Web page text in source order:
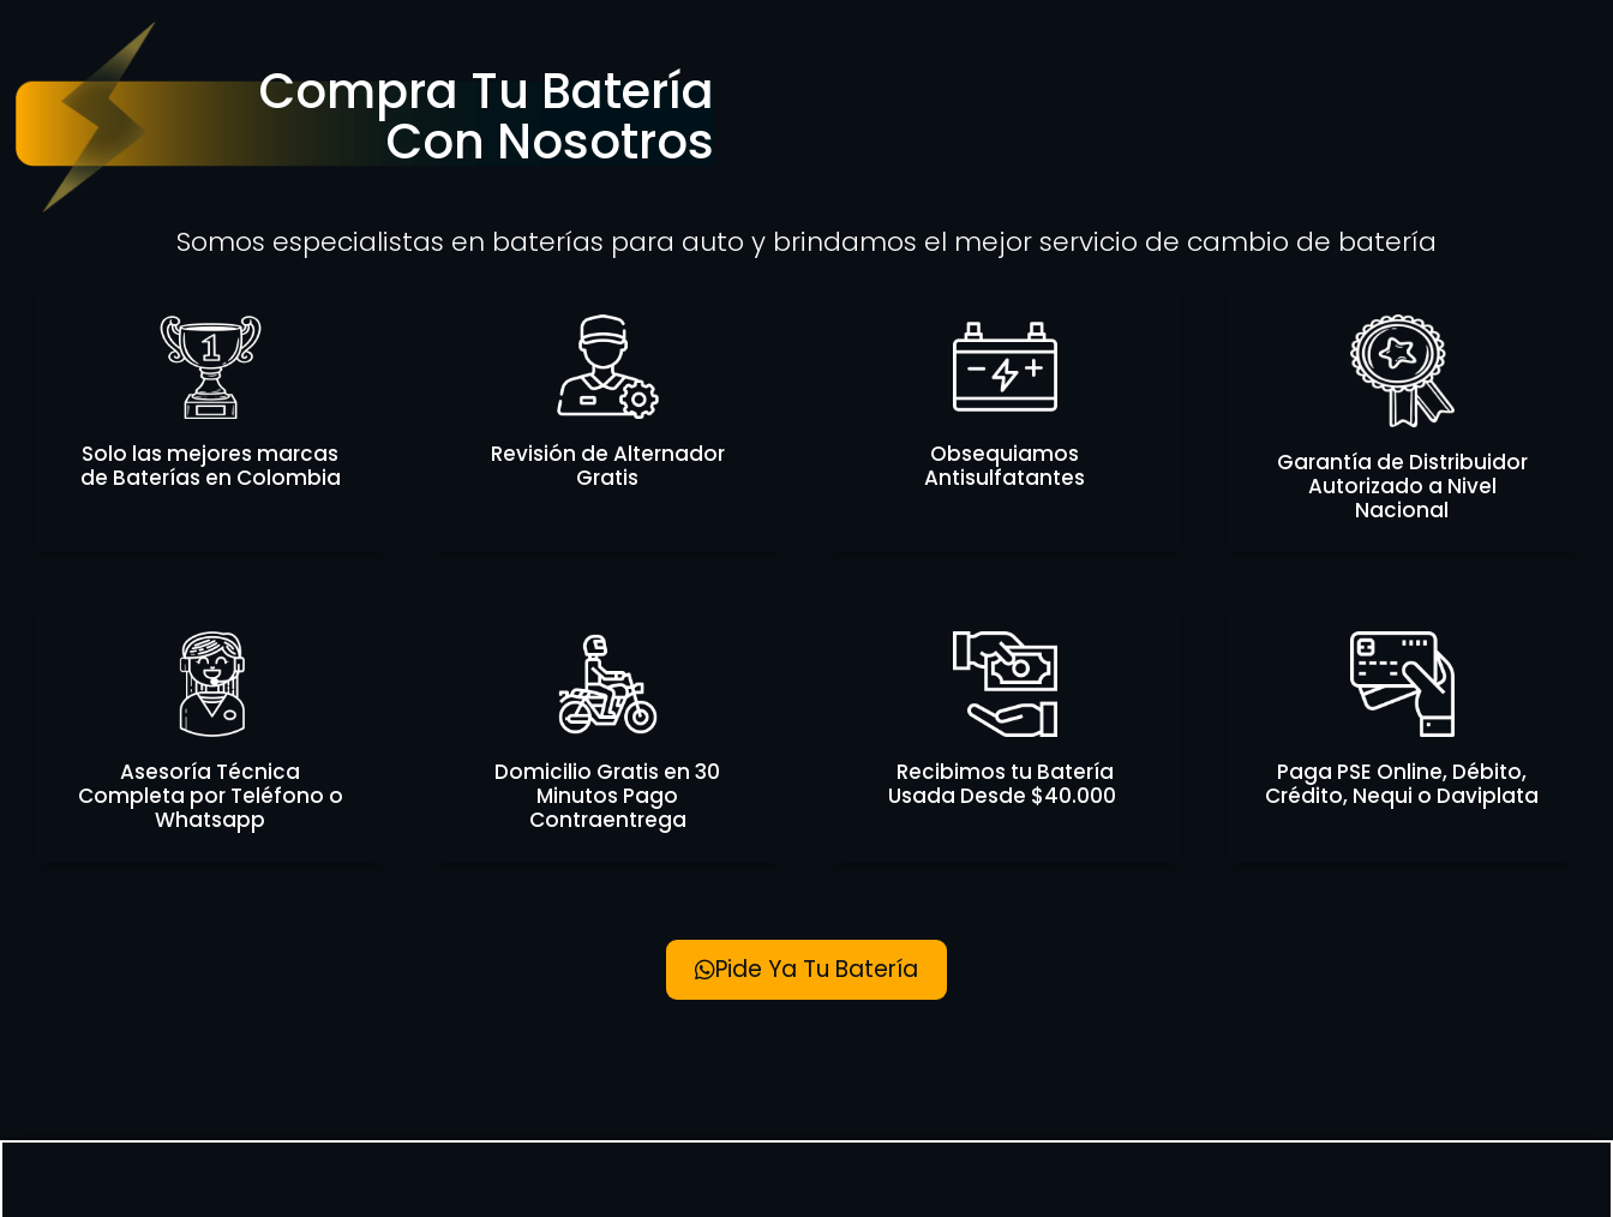
Compra Tu Batería
Con Nosotros
Somos especialistas en baterías para auto y brindamos el mejor servicio de cambio de batería
Solo las mejores marcas
de Baterías en Colombia
Revisión de Alternador
Gratis
Obsequiamos
Antisulfatantes
Garantía de Distribuidor
Autorizado a Nivel
Nacional
Asesoría Técnica
Completa por Teléfono o
Whatsapp
Domicilio Gratis en 30
Minutos Pago
Contraentrega
Recibimos tu Batería
Usada Desde $40.000
Paga PSE Online, Débito,
Crédito, Nequi o Daviplata
Pide Ya Tu Batería